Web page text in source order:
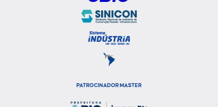
PATROCINADOR MASTER